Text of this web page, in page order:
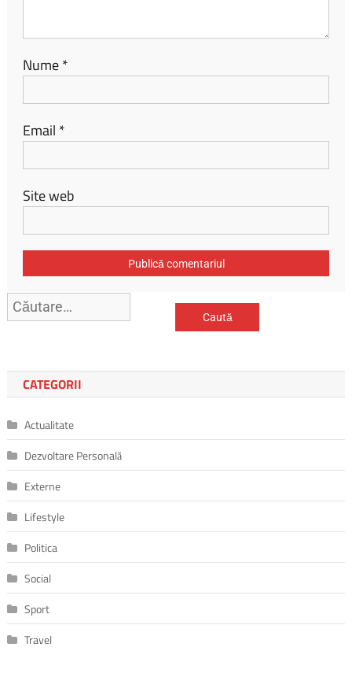
Nume*
Email *
Site web
Caută
după:
CATEGORII
Actualitate
Dezvoltare Personală
Externe
Lifestyle
Politica
Social
Sport
Travel